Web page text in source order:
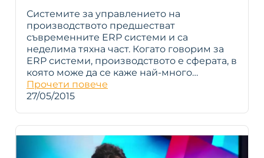
Системите за управлението на
производството предшестват
съвременните ERP системи и са
неделима тяхна част. Когато говорим за
ERP системи, производството е сферата, в
която може да се каже най-много…
Прочети повече
27/05/2015